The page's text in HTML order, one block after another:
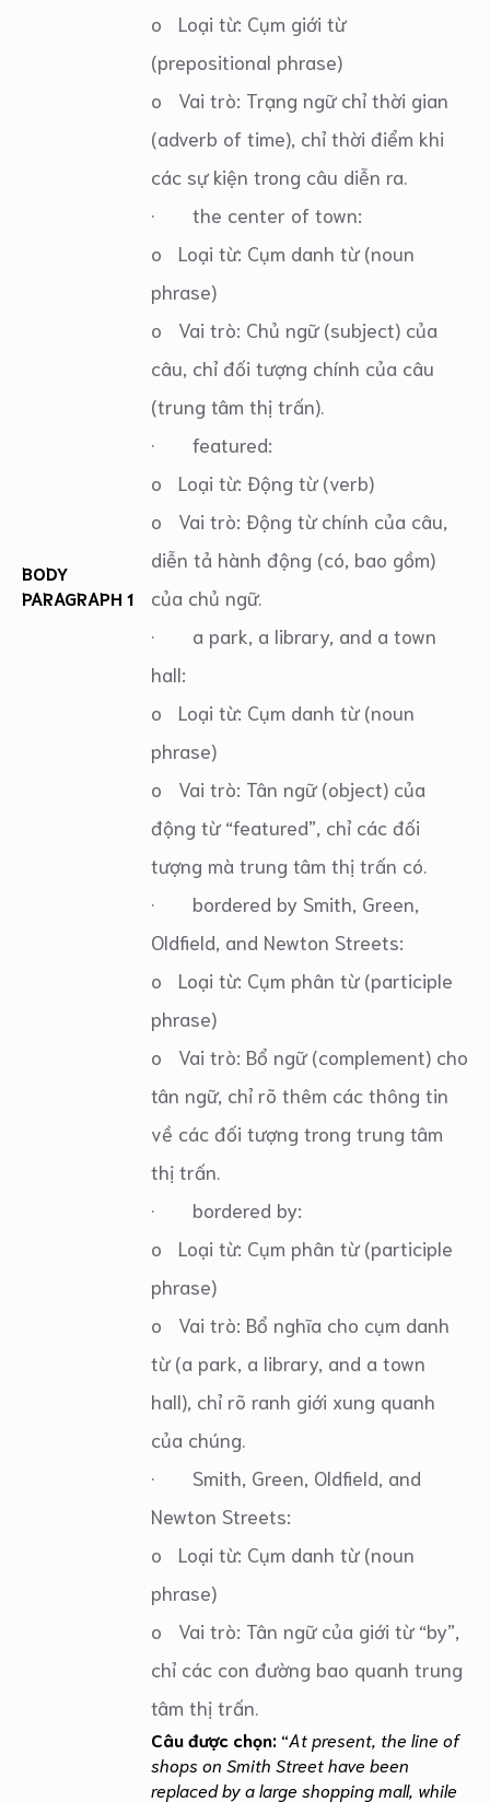
BODY
PARAGRAPH 1
o Loại từ: Cụm giới từ
(prepositional phrase)
o Vai trò: Trạng ngữ chỉ thời gian
(adverb of time), chỉ thời điểm khi
các sự kiện trong câu diễn ra.
· the center of town:
o Loại từ: Cụm danh từ (noun
phrase)
o Vai trò: Chủ ngữ (subject) của
câu, chỉ đối tượng chính của câu
(trung tâm thị trấn).
· featured:
o Loại từ: Động từ (verb)
o Vai trò: Động từ chính của câu,
diễn tả hành động (có, bao gồm)
của chủ ngữ.
· a park, a library, and a town
hall:
o Loại từ: Cụm danh từ (noun
phrase)
o Vai trò: Tân ngữ (object) của
động từ “featured”, chỉ các đối
tượng mà trung tâm thị trấn có.
· bordered by Smith, Green,
Oldfield, and Newton Streets:
o Loại từ: Cụm phân từ (participle
phrase)
o Vai trò: Bổ ngữ (complement) cho
tân ngữ, chỉ rõ thêm các thông tin
về các đối tượng trong trung tâm
thị trấn.
· bordered by:
o Loại từ: Cụm phân từ (participle
phrase)
o Vai trò: Bổ nghĩa cho cụm danh
từ (a park, a library, and a town
hall), chỉ rõ ranh giới xung quanh
của chúng.
· Smith, Green, Oldfield, and
Newton Streets:
o Loại từ: Cụm danh từ (noun
phrase)
o Vai trò: Tân ngữ của giới từ “by”,
chỉ các con đường bao quanh trung
tâm thị trấn.
Câu được chọn: “At present, the line of
shops on Smith Street have been
replaced by a large shopping mall, while